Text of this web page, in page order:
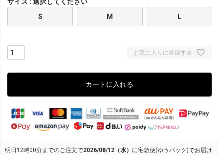
S
M L
お気に入りに登録する
カートに入れる
明日 12時00分までのご注文で2026/08/12（水） に宅急便(ゆうパック)でお届け